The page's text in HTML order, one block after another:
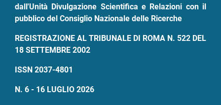
dall'Unità Divulgazione Scientifica e Relazioni con il
pubblico del Consiglio Nazionale delle Ricerche
REGISTRAZIONE AL TRIBUNALE DI ROMA N. 522 DEL
18 SETTEMBRE 2002
ISSN 2037-4801
N. 6 - 16 LUGLIO 2026